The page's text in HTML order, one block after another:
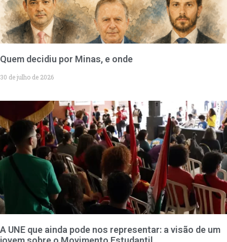
Quem decidiu por Minas, e onde
30 de julho de 2026
A UNE que ainda pode nos representar: a visão de um